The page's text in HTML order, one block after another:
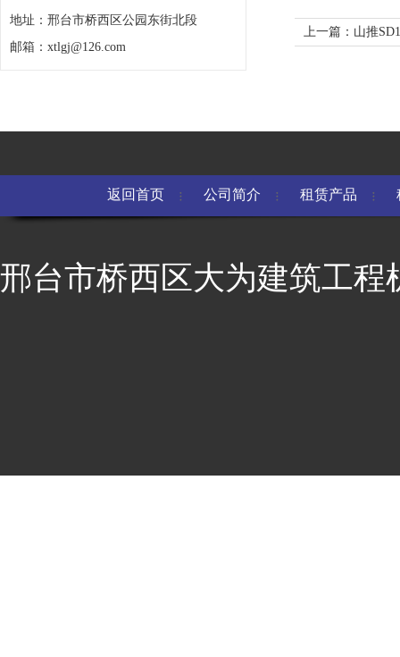
地址：邢台市桥西区公园东街北段
邮箱：xtlgj@126.com
上一篇：山推
返回首页 公司简介 租赁产品
邢台市桥西区大为建筑工程